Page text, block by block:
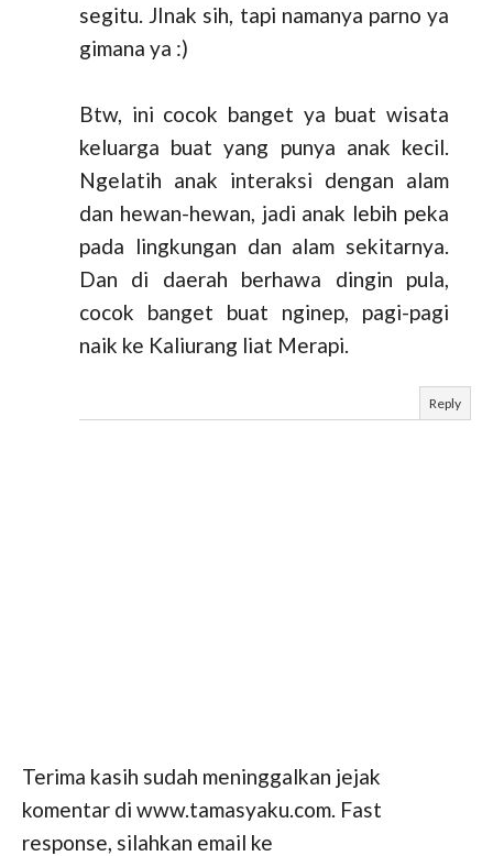
segitu. JInak sih, tapi namanya parno ya
gimana ya :)
Btw, ini cocok banget ya buat wisata
keluarga buat yang punya anak kecil.
Ngelatih anak interaksi dengan alam
dan hewan-hewan, jadi anak lebih peka
pada lingkungan dan alam sekitarnya.
Dan di daerah berhawa dingin pula,
cocok banget buat nginep, pagi-pagi
naik ke Kaliurang liat Merapi.
Reply
Terima kasih sudah meninggalkan jejak
komentar di www.tamasyaku.com. Fast
response, silahkan email ke